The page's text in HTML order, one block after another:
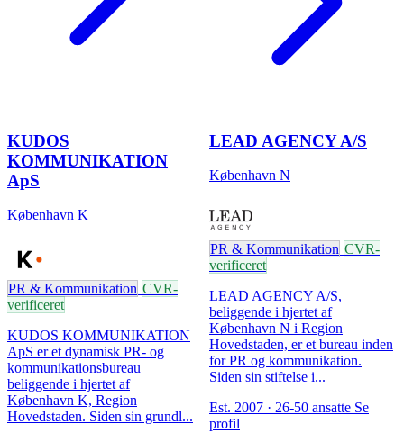
KUDOS
KOMMUNIKATION
ApS
København K
PR & Kommunikation CVR-
verificeret
KUDOS KOMMUNIKATION
ApS er et dynamisk PR- og
kommunikationsbureau
beliggende i hjertet af
København K, Region
Hovedstaden. Siden sin grundl...
LEAD AGENCY A/S
København N
PR & Kommunikation CVR-
verificeret
LEAD AGENCY A/S,
beliggende i hjertet af
København N i Region
Hovedstaden, er et bureau inden
for PR og kommunikation.
Siden sin stiftelse i...
Est. 2007 · 26-50 ansatte Se
profil